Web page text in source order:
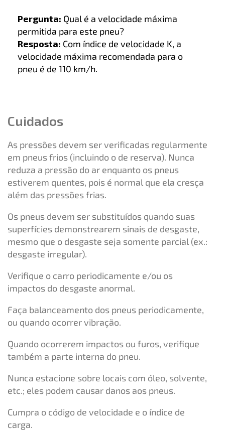
Pergunta: Qual é a velocidade máxima
permitida para este pneu?
Resposta: Com índice de velocidade K, a
velocidade máxima recomendada para o
pneu é de 110 km/h.
Cuidados
As pressões devem ser verificadas regularmente
em pneus frios (incluindo o de reserva). Nunca
reduza a pressão do ar enquanto os pneus
estiverem quentes, pois é normal que ela cresça
além das pressões frias.
Os pneus devem ser substituídos quando suas
superfícies demonstrearem sinais de desgaste,
mesmo que o desgaste seja somente parcial (ex.:
desgaste irregular).
Verifique o carro periodicamente e/ou os
impactos do desgaste anormal.
Faça balanceamento dos pneus periodicamente,
ou quando ocorrer vibração.
Quando ocorrerem impactos ou furos, verifique
também a parte interna do pneu.
Nunca estacione sobre locais com óleo, solvente,
etc.; eles podem causar danos aos pneus.
Cumpra o código de velocidade e o índice de
carga.